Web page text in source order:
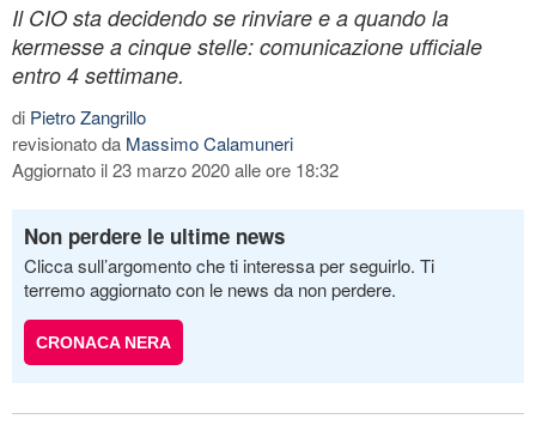
Il CIO sta decidendo se rinviare e a quando la
kermesse a cinque stelle: comunicazione ufficiale
entro 4 settimane.
di Pietro Zangrillo
revisionato da Massimo Calamuneri
Aggiornato il 23 marzo 2020 alle ore 18:32
Non perdere le ultime news
Clicca sull’argomento che ti interessa per seguirlo. Ti
terremo aggiornato con le news da non perdere.
CRONACA NERA